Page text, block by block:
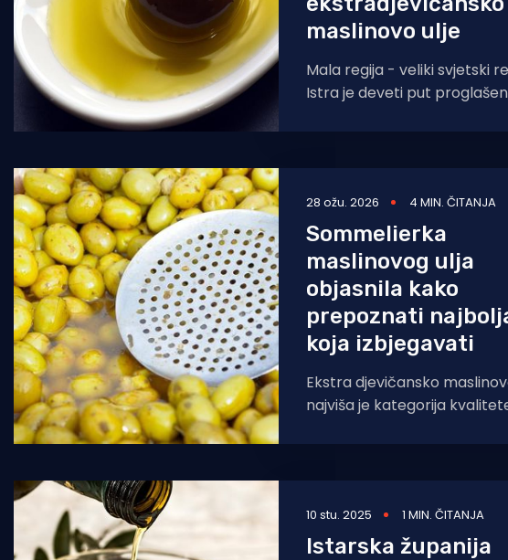
maslinovo ulje
Mala regija - veliki svjetski
Istra je deveti put
ekstradjevičansko
28 ožu. 2026 4 MIN. ČITANJA
Sommelierka
maslinovog ulja
objasnila kako
prepoznati
koja izbjegavati
Ekstra djevičansko
najviša je kategorija
nedostatke ni u mirisu ni u
10 stu. 2025 1 MIN. ČITANJA
Istarska županija